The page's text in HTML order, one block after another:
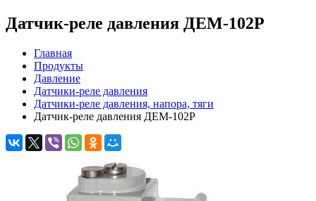
Датчик-реле давления ДЕМ-102Р
Главная
Продукты
Давление
Датчики-реле давления
Датчики-реле давления, напора, тяги
Датчик-реле давления ДЕМ-102Р